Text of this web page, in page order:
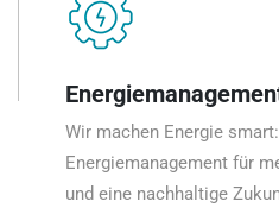
Wir machen Energie
Energiemanagement für
und eine nachhaltige